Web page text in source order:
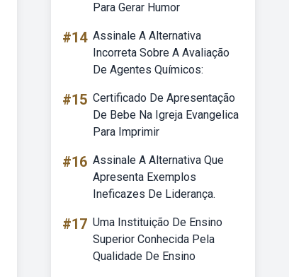
Para Gerar Humor
#14 Assinale A Alternativa
Incorreta Sobre A Avaliação
De Agentes Químicos:
#15 Certificado De Apresentação
De Bebe Na Igreja Evangelica
Para Imprimir
#16 Assinale A Alternativa Que
Apresenta Exemplos
Ineficazes De Liderança.
#17 Uma Instituição De Ensino
Superior Conhecida Pela
Qualidade De Ensino